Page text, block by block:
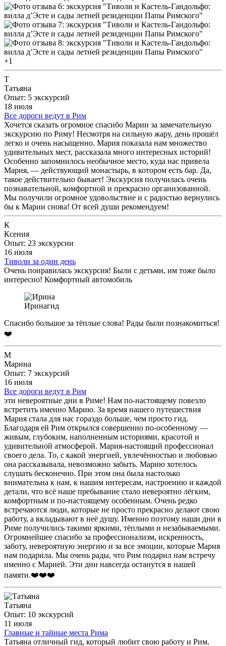
+1
Т
Татьяна
Опыт: 5 экскурсий
18 июля
Все дороги ведут в Рим
Хочется сказать огромное спасибо Марии за замечательную
экскурсию по Риму! Несмотря на сильную жару, день прошёл
легко и очень насыщенно. Мария показала нам множество
удивительных мест, рассказала много интересных историй!
Особенно запомнилось необычное место, куда нас привела
Мария, — действующий монастырь, в котором есть бар. Да,
такое действительно бывает! Экскурсия получилась очень
познавательной, комфортной и прекрасно организованной.
Мы получили огромное удовольствие и с радостью вернулись
бы к Марии снова! От всей души рекомендуем!
К
Ксения
Опыт: 23 экскурсии
16 июля
Тиволи за один день
Очень понравилась экскурсия! Были с детьми, им тоже было
интересно! Комфортный автомобиль
Иринагид
Спасибо большое за тёплые слова! Рады были познакомиться!
❤️
М
Марина
Опыт: 7 экскурсий
16 июля
Все дороги ведут в Рим
эти невероятные дни в Риме! Нам по-настоящему повезло
встретить именно Марию. За время нашего путешествия
Мария стала для нас гораздо больше, чем просто гид.
Благодаря ей Рим открылся совершенно по-особенному —
живым, глубоким, наполненным историями, красотой и
удивительной атмосферой. Мария-настоящий профессионал
своего дела. То, с какой энергией, увлечённостью и любовью
она рассказывала, невозможно забыть. Марию хотелось
слушать бесконечно. При этом она была настолько
внимательна к нам, к нашим интересам, настроению и каждой
детали, что всё наше пребывание стало невероятно лёгким,
комфортным и по-настоящему особенным. Очень редко
встречаются люди, которые не просто прекрасно делают свою
работу, а вкладывают в неё душу. Именно поэтому наши дни в
Риме получились такими яркими, тёплыми и незабываемыми.
Огромнейшее спасибо за профессионализм, искренность,
заботу, невероятную энергию и за все эмоции, которые Мария
нам подарила. Мы очень рады, что Рим подарил нам встречу
именно с Марией. Эти дни навсегда останутся в нашей
памяти.❤️❤️❤️
Татьяна
Опыт: 10 экскурсий
11 июля
Главные и тайные места Рима
Татьяна отличный гид, который любит свою работу и Рим.